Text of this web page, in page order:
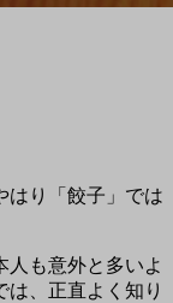
はり「餃子」では
人も意外と多いよ
は、正直よく知り